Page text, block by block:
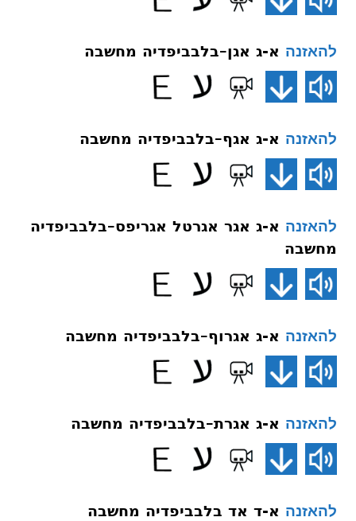
להאזנה א-ג אגן–בלבביפדיה מחשבה
להאזנה א-ג אגף–בלבביפדיה מחשבה
להאזנה א-ג אגר אגרטל אגריפס–בלבביפדיה
מחשבה
להאזנה א-ג אגרוף–בלבביפדיה מחשבה
להאזנה א-ג אגרת–בלבביפדיה מחשבה
להאזנה א-ד אד בלבביפדיה מחשבה